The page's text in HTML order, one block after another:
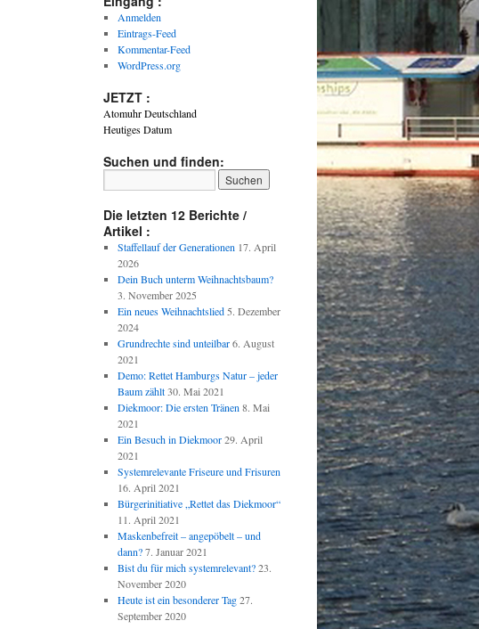
Anmelden
Eintrags-Feed
Kommentar-Feed
WordPress.org
JETZT :
Atomuhr Deutschland
Heutiges Datum
Suchen und finden:
Die letzten 12 Berichte /
Artikel :
Staffellauf der Generationen 17. April
2026
Dein Buch unterm Weihnachtsbaum?
3. November 2025
Ein neues Weihnachtslied 5. Dezember
2024
Grundrechte sind unteilbar 6. August
2021
Demo: Rettet Hamburgs Natur – jeder
Baum zählt 30. Mai 2021
Diekmoor: Die ersten Tränen 8. Mai
2021
Ein Besuch in Diekmoor 29. April
2021
Systemrelevante Friseure und Frisuren
16. April 2021
Bürgerinitiative „Rettet das Diekmoor“
11. April 2021
Maskenbefreit – angepöbelt – und
dann? 7. Januar 2021
Bist du für mich systemrelevant? 23.
November 2020
Heute ist ein besonderer Tag 27.
September 2020